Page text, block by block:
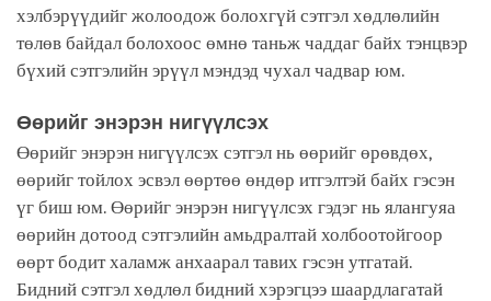
хэлбэрүүдийг жолоодож болохгүй сэтгэл хөдлөлийн
төлөв байдал болохоос өмнө таньж чаддаг байх тэнцвэр
бүхий сэтгэлийн эрүүл мэндэд чухал чадвар юм.
Өөрийг энэрэн нигүүлсэх
Өөрийг энэрэн нигүүлсэх сэтгэл нь өөрийг өрөвдөх,
өөрийг тойлох эсвэл өөртөө өндөр итгэлтэй байх гэсэн
үг биш юм. Өөрийг энэрэн нигүүлсэх гэдэг нь ялангуяа
өөрийн дотоод сэтгэлийн амьдралтай холбоотойгоор
өөрт бодит халамж анхаарал тавих гэсэн утгатай.
Бидний сэтгэл хөдлөл бидний хэрэгцээ шаардлагатай